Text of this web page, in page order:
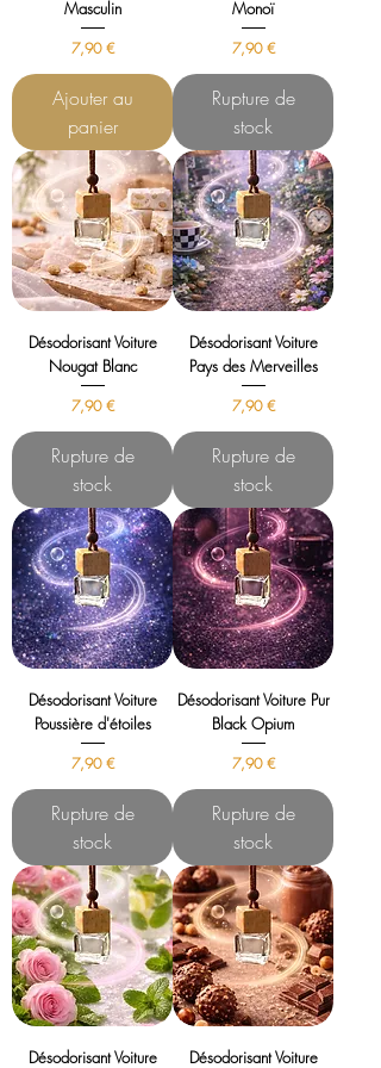
Masculin
Prix
7,90 €
Ajouter au
panier
Monoï
Prix
7,90 €
Rupture de
stock
Désodorisant Voiture
Nougat Blanc
Prix
7,90 €
Rupture de
stock
Désodorisant Voiture
Pays des Merveilles
Prix
7,90 €
Rupture de
stock
Désodorisant Voiture
Poussière d'étoiles
Prix
7,90 €
Rupture de
stock
Désodorisant Voiture Pur
Black Opium
Prix
7,90 €
Rupture de
stock
Désodorisant Voiture
Désodorisant Voiture